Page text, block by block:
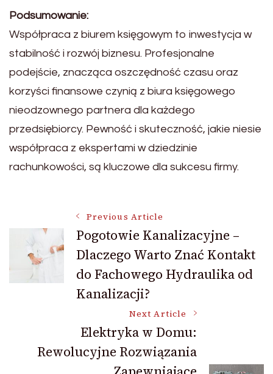
Podsumowanie:
Współpraca z biurem księgowym to inwestycja w
stabilność i rozwój biznesu. Profesjonalne
podejście, znacząca oszczędność czasu oraz
korzyści finansowe czynią z biura księgowego
nieodzownego partnera dla każdego
przedsiębiorcy. Pewność i skuteczność, jakie niesie
współpraca z ekspertami w dziedzinie
rachunkowości, są kluczowe dla sukcesu firmy.
Post
Navigation
Previous Article
Pogotowie Kanalizacyjne –
Dlaczego Warto Znać Kontakt
do Fachowego Hydraulika od
Kanalizacji?
Next Article
Elektryka w Domu:
Rewolucyjne Rozwiązania